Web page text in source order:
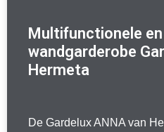
Multifunctionele
wandgarderobe
Hermeta
De Gardelux ANNA van